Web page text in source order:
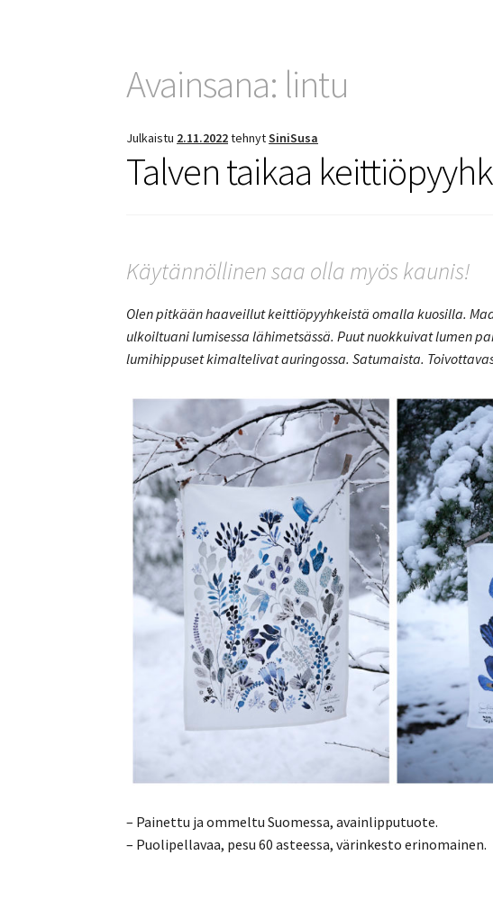
Avainsana: lintu
Julkaistu 2.11.2022tehnytSiniSusa
Talven taikaa
Käytännöllinen saa olla myös kaunis!
Olen pitkään haaveillut keittiöpyyhkeistä omalla kuosilla.
ulkoiltuani lumisessa lähimetsässä. Puut nuokkuivat lumen
lumihippuset kimaltelivat auringossa. Satumaista.
– Painettu ja ommeltu Suomessa, avainlipputuote.
– Puolipellavaa, pesu 60 asteessa, värinkesto erinomainen.